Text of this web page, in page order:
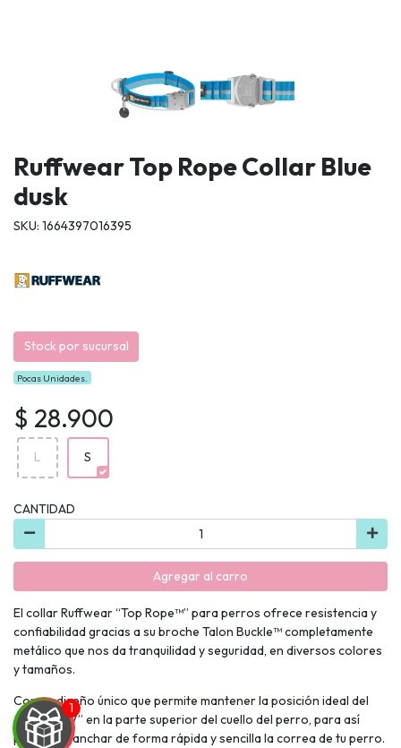
Ruffwear Top Rope Collar Blue
dusk
SKU: 1664397016395
Stock por sucursal
Pocas Unidades.
$ 28.900
L S
CANTIDAD
Agregar al carro
El collar Ruffwear “Top Rope™” para perros ofrece resistencia y
confiabilidad gracias a su broche Talon Buckle™ completamente
metálico que nos da tranquilidad y seguridad, en diversos colores
y tamaños.
Con un diseño único que permite mantener la posición ideal del
anillo en “V” en la parte superior del cuello del perro, para así
poder enganchar de forma rápida y sencilla la correa de tu perro.